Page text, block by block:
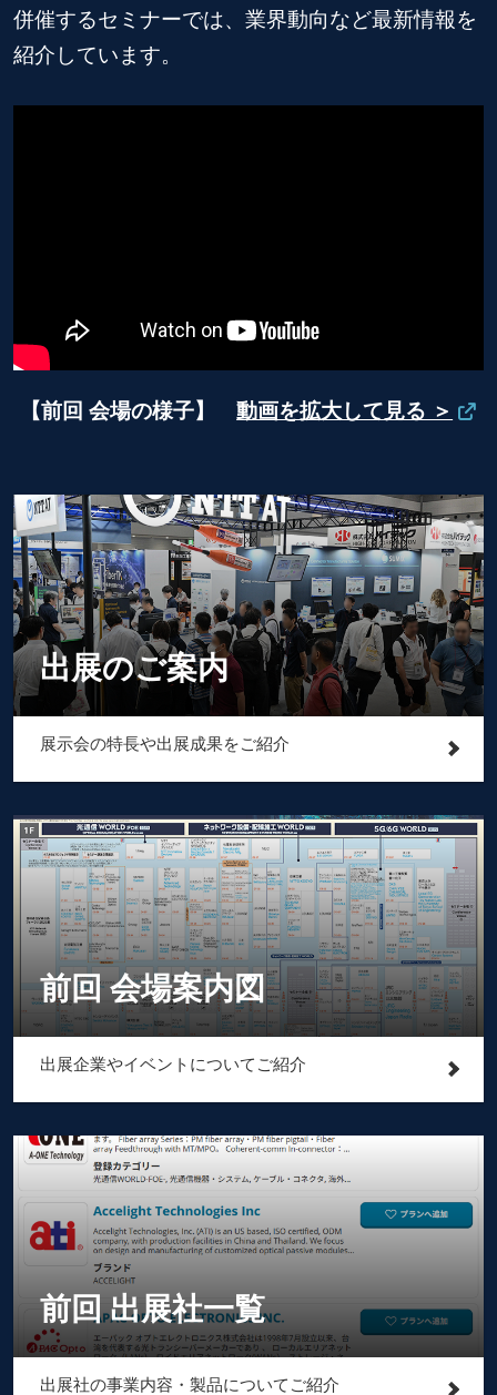
併催するセミナーでは、業界動向など最新情報を
紹介しています。
【前回 会場の様子】動画を拡大して見る ＞
出展のご案内
展示会の特長や出展成果をご紹介
前回 会場案内図
出展企業やイベントについてご紹介
前回 出展社一覧
出展社の事業内容・製品についてご紹介